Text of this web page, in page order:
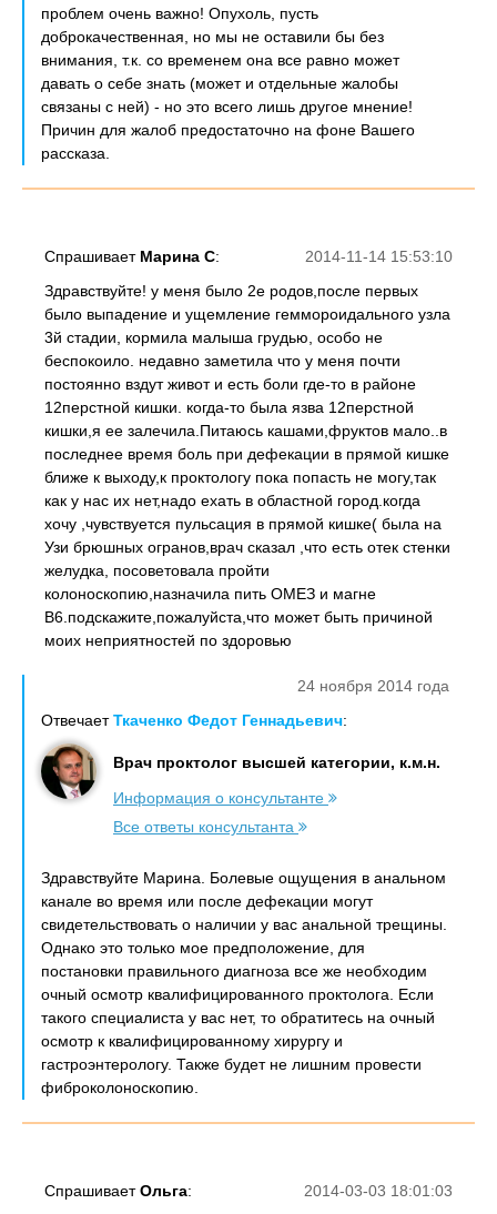
проблем очень важно! Опухоль, пусть
доброкачественная, но мы не оставили бы без
внимания, т.к. со временем она все равно может
давать о себе знать (может и отдельные жалобы
связаны с ней) - но это всего лишь другое мнение!
Причин для жалоб предостаточно на фоне Вашего
рассказа.
2014-11-14 15:53:10
Спрашивает Марина С:
Здравствуйте! у меня было 2е родов,после первых
было выпадение и ущемление геммороидального узла
3й стадии, кормила малыша грудью, особо не
беспокоило. недавно заметила что у меня почти
постоянно вздут живот и есть боли где-то в районе
12перстной кишки. когда-то была язва 12перстной
кишки,я ее залечила.Питаюсь кашами,фруктов мало..в
последнее время боль при дефекации в прямой кишке
ближе к выходу,к проктологу пока попасть не могу,так
как у нас их нет,надо ехать в областной город.когда
хочу ,чувствуется пульсация в прямой кишке( была на
Узи брюшных огранов,врач сказал ,что есть отек стенки
желудка, посоветовала пройти
колоноскопию,назначила пить ОМЕЗ и магне
В6.подскажите,пожалуйста,что может быть причиной
моих неприятностей по здоровью
24 ноября 2014 года
ОтвечаетТкаченко Федот Геннадьевич:
Врач проктолог высшей категории, к.м.н.
Информация о консультанте
Все ответы консультанта
Здравствуйте Марина. Болевые ощущения в анальном
канале во время или после дефекации могут
свидетельствовать о наличии у вас анальной трещины.
Однако это только мое предположение, для
постановки правильного диагноза все же необходим
очный осмотр квалифицированного проктолога. Если
такого специалиста у вас нет, то обратитесь на очный
осмотр к квалифицированному хирургу и
гастроэнтерологу. Также будет не лишним провести
фиброколоноскопию.
2014-03-03 18:01:03
СпрашиваетОльга: